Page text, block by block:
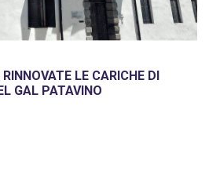
LE CARICHE DI
GAL PATAVINO